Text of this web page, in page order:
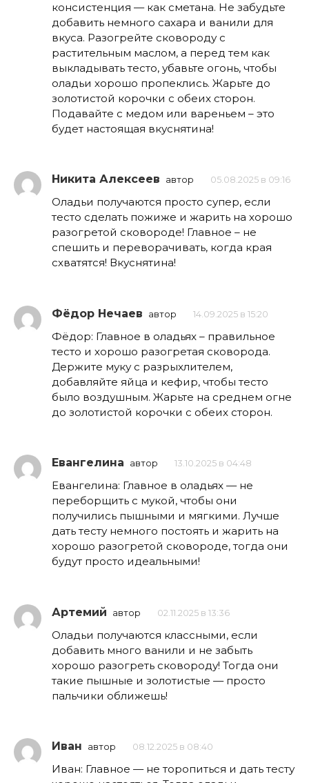
консистенция — как сметана. Не забудьте
добавить немного сахара и ванили для
вкуса. Разогрейте сковороду с
растительным маслом, а перед тем как
выкладывать тесто, убавьте огонь, чтобы
оладьи хорошо пропеклись. Жарьте до
золотистой корочки с обеих сторон.
Подавайте с медом или вареньем – это
будет настоящая вкуснятина!
Никита Алексеев автор 05.08.2025 в 09:16
Оладьи получаются просто супер, если
тесто сделать пожиже и жарить на хорошо
разогретой сковороде! Главное – не
спешить и переворачивать, когда края
схватятся! Вкуснятина!
Фёдор Нечаев автор 14.09.2025 в 15:20
Фёдор: Главное в оладьях – правильное
тесто и хорошо разогретая сковорода.
Держите муку с разрыхлителем,
добавляйте яйца и кефир, чтобы тесто
было воздушным. Жарьте на среднем огне
до золотистой корочки с обеих сторон.
Евангелина автор 13.10.2025 в 04:48
Евангелина: Главное в оладьях — не
переборщить с мукой, чтобы они
получились пышными и мягкими. Лучше
дать тесту немного постоять и жарить на
хорошо разогретой сковороде, тогда они
будут просто идеальными!
Артемий автор 02.11.2025 в 13:36
Оладьи получаются классными, если
добавить много ванили и не забыть
хорошо разогреть сковороду! Тогда они
такие пышные и золотистые — просто
пальчики оближешь!
Иван автор 08.12.2025 в 08:40
Иван: Главное — не торопиться и дать тесту